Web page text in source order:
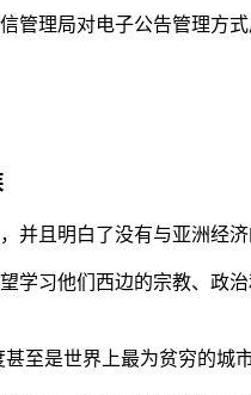
管理局对电子公告管理方
并且明白了没有与亚洲经
学习他们西边的宗教、政
至是世界上最为贫穷的城